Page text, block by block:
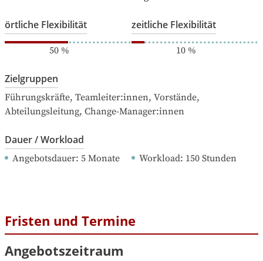
örtliche Flexibilität
50%
zeitliche Flexibilität
10%
Zielgruppen
Führungskräfte, Teamleiter:innen, Vorstände,
Abteilungsleitung, Change-Manager:innen
Dauer / Workload
Angebotsdauer: 5 Monate Workload: 150 Stunden
Fristen und Termine
Angebotszeitraum